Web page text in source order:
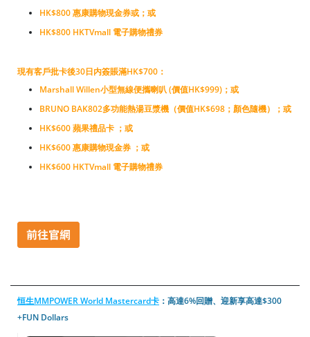
HK$800 惠康購物現金券或；或
HK$800 HKTVmall 電子購物禮券
現有客戶批卡後30日内簽賬滿HK$700：
Marshall Willen小型無線便攜喇叭 (價值HK$999)；或
BRUNO BAK802多功能熱湯豆漿機（價值HK$698；顏色隨機）
；或
HK$600 蘋果禮品卡 ；或
HK$600 惠康購物現金券 ；或
HK$600 HKTVmall 電子購物禮券
恒生MMPOWER World Mastercard卡 ：高達6%回贈、迎新享高達$300
+FUN Dollars